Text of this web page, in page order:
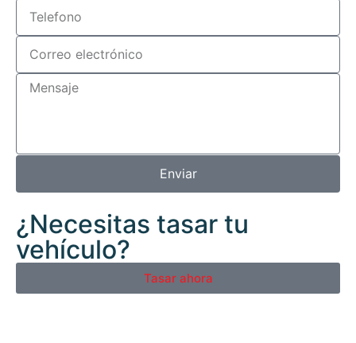
Enviar
¿Necesitas tasar tu
vehículo?
Tasar ahora